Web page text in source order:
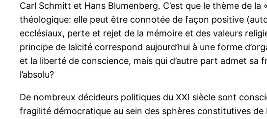
Carl Schmitt et Hans Blumenberg. C’est que le thème de
théologique: elle peut être connotée de façon positive
ecclésiaux, perte et rejet de la mémoire et des valeurs
principe de laïcité correspond aujourd’hui à une forme
et la liberté de conscience, mais qui d’autre part admet
l’absolu?
De nombreux décideurs politiques du XXI siècle sont
fragilité démocratique au sein des sphères constitutives de